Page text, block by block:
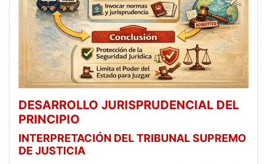
DESARROLLO JURISPRUDENCIAL DEL
PRINCIPIO
INTERPRETACIÓN DEL TRIBUNAL SUPREMO
DE JUSTICIA